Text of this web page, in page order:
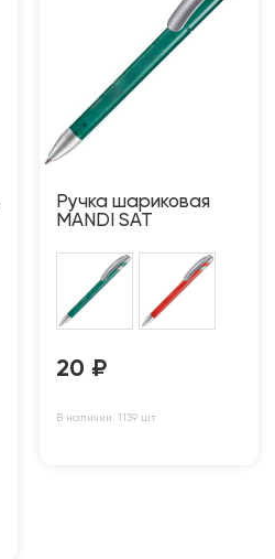
Ручка шариковая
MANDI SAT
20 ₽
В наличии: 1139 шт